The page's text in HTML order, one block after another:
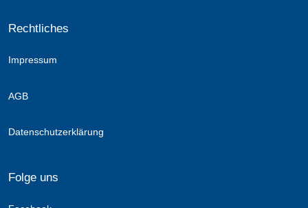
Rechtliches
Impressum
AGB
Datenschutzerklärung
Folge uns